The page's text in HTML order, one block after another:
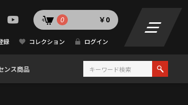
0 ￥0
録 コレクション ログイン
ンス商品